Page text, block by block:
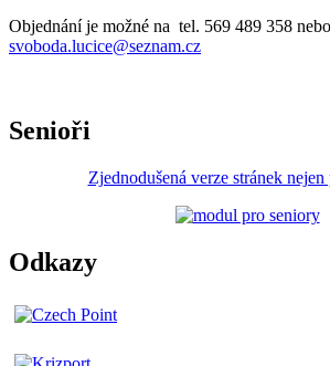
Objednání je možné na tel. 569 489 358
svoboda.lucice@seznam.cz
Senioři
Zjednodušená verze stránek
Odkazy